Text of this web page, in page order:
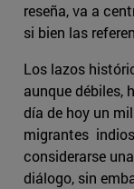
reseña, va a
si bien las
Los lazos
aunque débiles,
día de hoy un
migrantes
considerarse
diálogo, sin